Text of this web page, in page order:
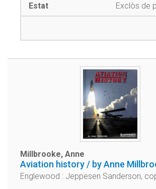
Exclòs de
Millbrooke, Anne
Aviation history / by Anne
Englewood : Jeppesen Sanderson,